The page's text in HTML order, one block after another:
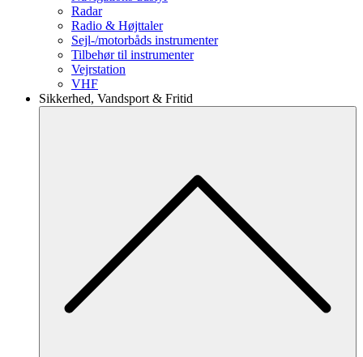
Radar
Radio & Højttaler
Sejl-/motorbåds instrumenter
Tilbehør til instrumenter
Vejrstation
VHF
Sikkerhed, Vandsport & Fritid